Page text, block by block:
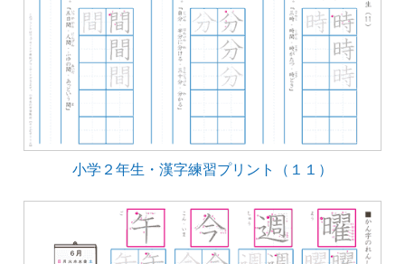
小学２年生・漢字練習プリント（１１）